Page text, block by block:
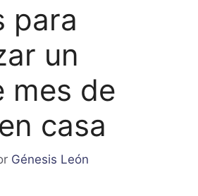
para
un
mes de
casa
Génesis León